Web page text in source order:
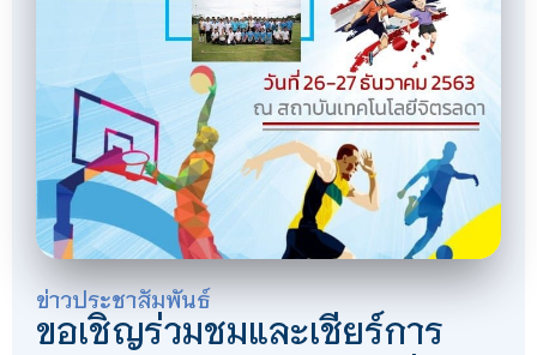
ข่าวประชาสัมพันธ์
ขอเชิญร่วมชมและเชียร์การ